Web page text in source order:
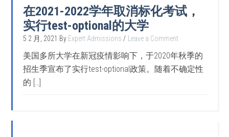
在2021-2022学年取消标化考试，
实行test-optional的大学
5 2 月, 2021 By Expert Admissions Leave a Comment
美国多所大学在新冠疫情影响下，于2020年秋季的
招生季宣布了实行test-optional政策。随着不确定性
的 […]